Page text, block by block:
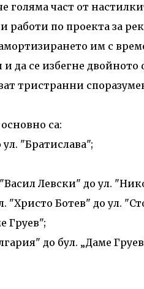
голяма част от
по проекта за
им с
и да се избегне
тристранни
са:
"Братислава";
Левски" до ул.
"Христо Ботев" до ул.
Груев";
до бул. „Даме